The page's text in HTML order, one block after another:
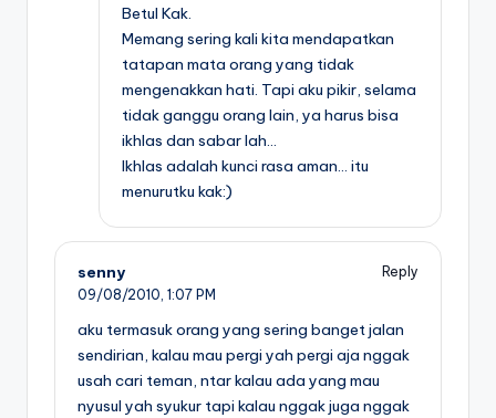
Betul Kak.
Memang sering kali kita mendapatkan
tatapan mata orang yang tidak
mengenakkan hati. Tapi aku pikir, selama
tidak ganggu orang lain, ya harus bisa
ikhlas dan sabar lah…
Ikhlas adalah kunci rasa aman… itu
menurutku kak:)
senny
Reply
09/08/2010, 1:07 PM
aku termasuk orang yang sering banget jalan
sendirian, kalau mau pergi yah pergi aja nggak
usah cari teman, ntar kalau ada yang mau
nyusul yah syukur tapi kalau nggak juga nggak